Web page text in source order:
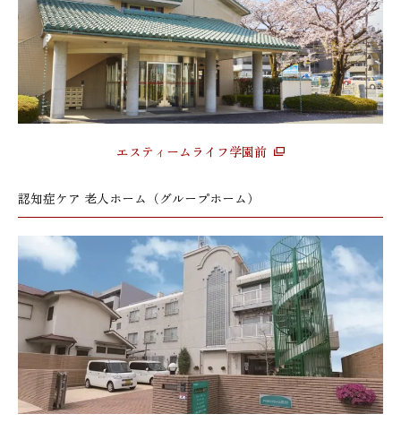
エスティームライフ学園前
認知症ケア 老人ホーム（グループホーム）